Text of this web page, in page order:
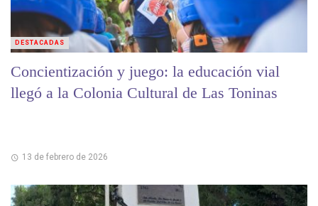
Concientización y juego: la educación vial
llegó a la Colonia Cultural de Las Toninas
13 de febrero de 2026
DESTACADAS